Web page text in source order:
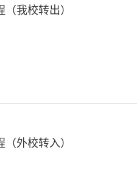
我校转出）
外校转入）